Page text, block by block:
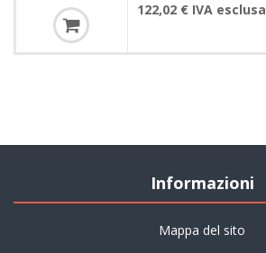
122,02 € IVA esclusa
Informazioni
Mappa del sito